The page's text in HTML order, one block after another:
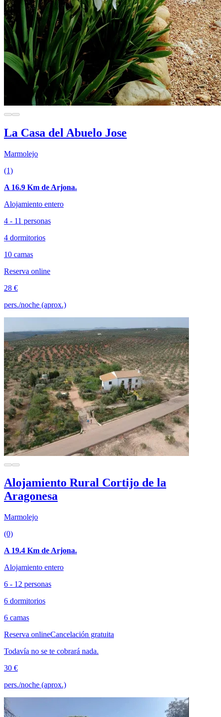
La Casa del Abuelo Jose
Marmolejo
(1)
A 16.9 Km de Arjona.
Alojamiento entero
4 - 11 personas
4 dormitorios
10 camas
Reserva online
28 €
pers./noche (aprox.)
Alojamiento Rural Cortijo de la
Aragonesa
Marmolejo
(0)
A 19.4 Km de Arjona.
Alojamiento entero
6 - 12 personas
6 dormitorios
6 camas
Reserva onlineCancelación gratuita
Todavía no se te cobrará nada.
30 €
pers./noche (aprox.)